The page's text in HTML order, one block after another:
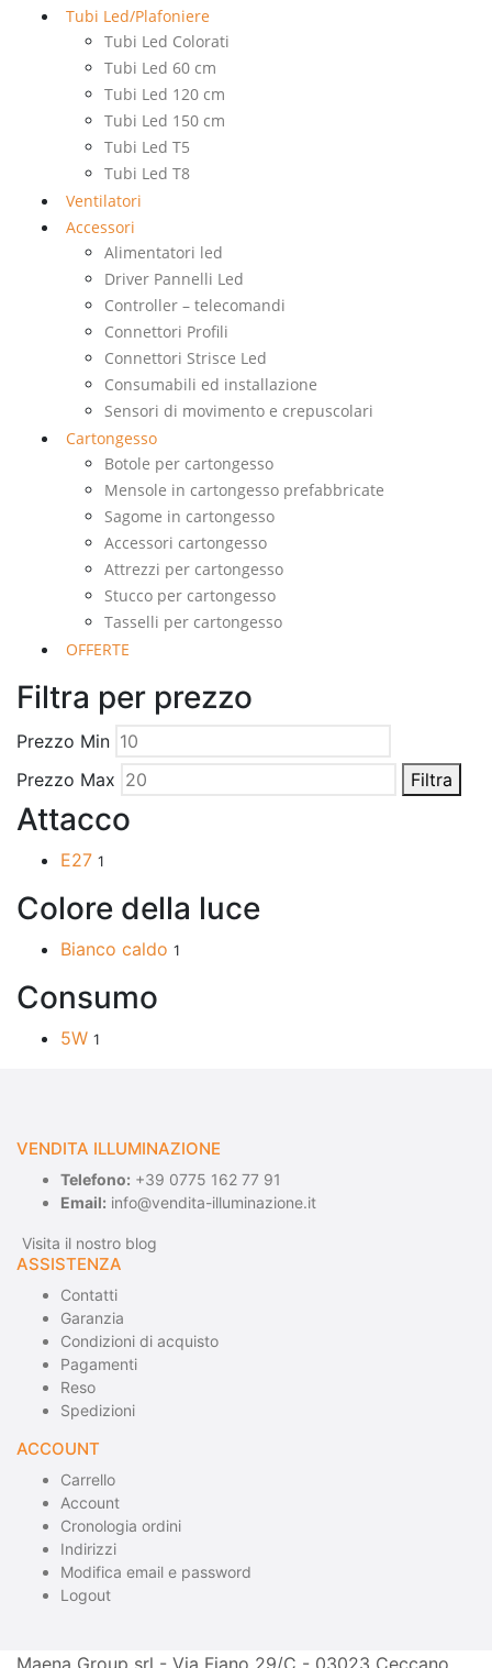
Tubi Led/Plafoniere
Tubi Led Colorati
Tubi Led 60 cm
Tubi Led 120 cm
Tubi Led 150 cm
Tubi Led T5
Tubi Led T8
Ventilatori
Accessori
Alimentatori led
Driver Pannelli Led
Controller – telecomandi
Connettori Profili
Connettori Strisce Led
Consumabili ed installazione
Sensori di movimento e crepuscolari
Cartongesso
Botole per cartongesso
Mensole in cartongesso prefabbricate
Sagome in cartongesso
Accessori cartongesso
Attrezzi per cartongesso
Stucco per cartongesso
Tasselli per cartongesso
OFFERTE
Filtra per prezzo
Prezzo Min
Prezzo Max
Filtra
Attacco
E27 1
Colore della luce
Bianco caldo 1
Consumo
5W 1
VENDITA ILLUMINAZIONE
Telefono: +39 0775 162 77 91
Email: info@vendita-illuminazione.it
Visita il nostro blog
ASSISTENZA
Contatti
Garanzia
Condizioni di acquisto
Pagamenti
Reso
Spedizioni
ACCOUNT
Carrello
Account
Cronologia ordini
Indirizzi
Modifica email e password
Logout
Maena Group srl - Via Fiano 29/C - 03023 Ceccano